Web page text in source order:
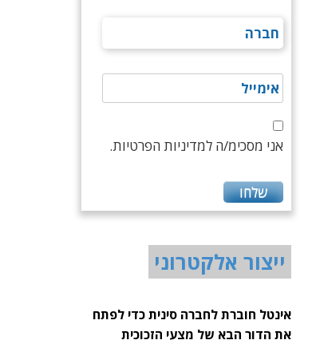
אני מסכימ/ה למדיניות הפרטיות.
ייצור אלקטרוני
אינטל חוברת לחברה סינית כדי לפתח
את הדור הבא של מצעי הזכוכית